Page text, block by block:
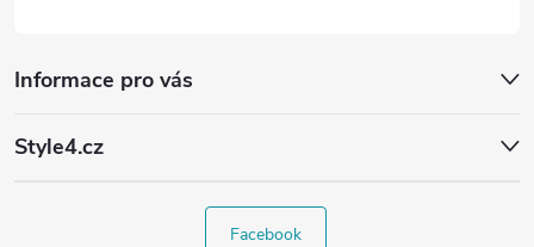
Informace pro vás
Style4.cz
Facebook